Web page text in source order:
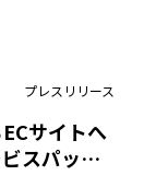
プレスリリース
サイトへ
スパッケ